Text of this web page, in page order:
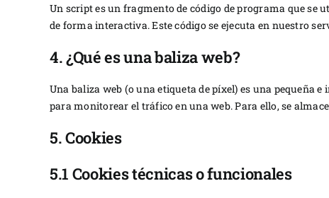
Un script es un fragmento de código de programa que
de forma interactiva. Este código se ejecuta en nuestro
4. ¿Qué es una baliza web?
Una baliza web (o una etiqueta de píxel) es una pequeña
para monitorear el tráfico en una web. Para ello, se
5. Cookies
5.1 Cookies técnicas o funcionales